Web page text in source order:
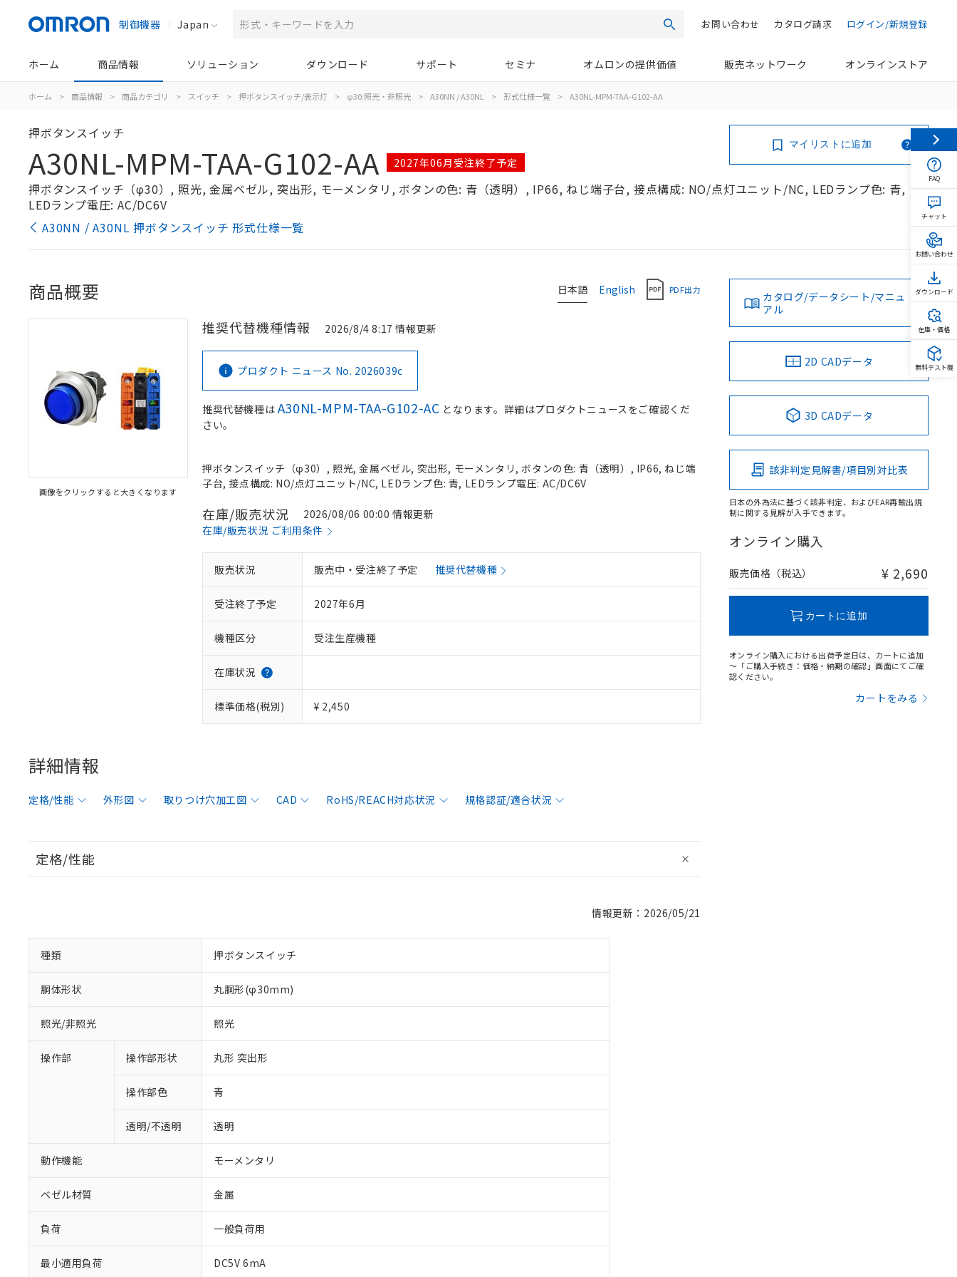
制御機器 Japan 検索 ログイン/新規登録
カタログ請求
お問い合わせ
ホーム 商品情報 ソリューション ダウンロード サポート セミナ オムロンの提供価値 販売ネットワーク オンラインストア
ホーム > 商品情報 > 商品カテゴリ > スイッチ > 押ボタンスイッチ/表示灯 > φ30:照光・非照光 > A30NN / A30NL > 形式仕様一覧 > A30NL-MPM-TAA-G102-AA
押ボタンスイッチ
A30NL-MPM-TAA-G102-AA 2027年06月受注終了予定
押ボタンスイッチ（φ30）, 照光, 金属ベゼル, 突出形, モーメンタリ, ボタンの色: 青（透明）, IP66, ねじ端子台, 接点構成: NO/点灯ユニット/NC, LEDランプ色: 青,
LEDランプ電圧: AC/DC6V
A30NN / A30NL 押ボタンスイッチ 形式仕様一覧
マイリストに追加
日本語 English PDF出力
商品概要
画像をクリックすると大きくなります
推奨代替機種情報 2026/8/4 8:17 情報更新
プロダクト ニュース No. 2026039c
推奨代替機種はA30NL-MPM-TAA-G102-AC となります。詳細はプロダクトニュースをご確認くだ
さい。
押ボタンスイッチ（φ30）, 照光, 金属ベゼル, 突出形, モーメンタリ, ボタンの色: 青（透明）, IP66, ねじ端
子台, 接点構成: NO/点灯ユニット/NC, LEDランプ色: 青, LEDランプ電圧: AC/DC6V
在庫/販売状況
2026/08/06 00:00 情報更新
在庫/販売状況 ご利用条件
販売状況 販売中・受注終了予定 推奨代替機種
受注終了予定 2027年6月
機種区分 受注生産機種
在庫状況
標準価格(税別) ¥ 2,450
詳細情報
定格/性能 外形図 取りつけ穴加工図 CAD RoHS/REACH対応状況 規格認証/適合状況
定格/性能
情報更新：2026/05/21
種類 押ボタンスイッチ
胴体形状 丸胴形(φ30mm)
照光/非照光 照光
操作部 操作部形状 丸形 突出形
操作部色 青
透明/不透明 透明
動作機能 モーメンタリ
ベゼル材質 金属
負荷 一般負荷用
最小適用負荷 DC5V 6mA
カタログ/データシート/マニュ
アル
2D CADデータ
3D CADデータ
該非判定見解書/項目別対比表
日本の外為法に基づく該非判定、およびEAR再輸出規
制に関する見解が入手できます。
オンライン購入
販売価格（税込） ¥ 2,690
カートに追加
オンライン購入における出荷予定日は、カートに追加
～「ご購入手続き：価格・納期の確認」画面にてご確
認ください。
カートをみる
FAQ
チャット
お問い合わせ
ダウンロード
在庫・価格
無料テスト機